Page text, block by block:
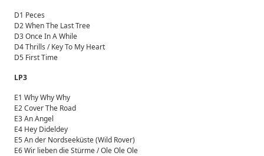
D1 Peces
D2 When The Last Tree
D3 Once In A While
D4 Thrills / Key To My Heart
D5 First Time
LP3
E1 Why Why Why
E2 Cover The Road
E3 An Angel
E4 Hey Dideldey
E5 An der Nordseeküste (Wild Rover)
E6 Wir lieben die Stürme / Ole Ole Ole